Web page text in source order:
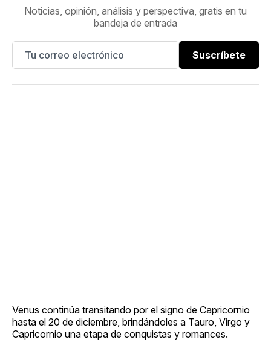
Noticias, opinión, análisis y perspectiva, gratis en tu
bandeja de entrada
Suscríbete
Venus continúa transitando por el signo de Capricornio
hasta el 20 de diciembre, brindándoles a Tauro, Virgo y
Capricornio una etapa de conquistas y romances.